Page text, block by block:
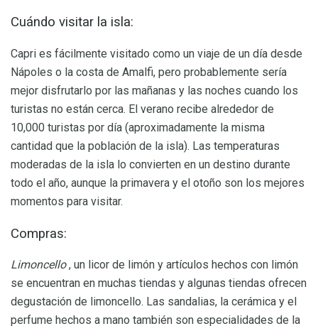
Cuándo visitar la isla:
Capri es fácilmente visitado como un viaje de un día desde
Nápoles o la costa de Amalfi, pero probablemente sería
mejor disfrutarlo por las mañanas y las noches cuando los
turistas no están cerca. El verano recibe alrededor de
10,000 turistas por día (aproximadamente la misma
cantidad que la población de la isla). Las temperaturas
moderadas de la isla lo convierten en un destino durante
todo el año, aunque la primavera y el otoño son los mejores
momentos para visitar.
Compras:
Limoncello, un licor de limón y artículos hechos con limón
se encuentran en muchas tiendas y algunas tiendas ofrecen
degustación de limoncello. Las sandalias, la cerámica y el
perfume hechos a mano también son especialidades de la